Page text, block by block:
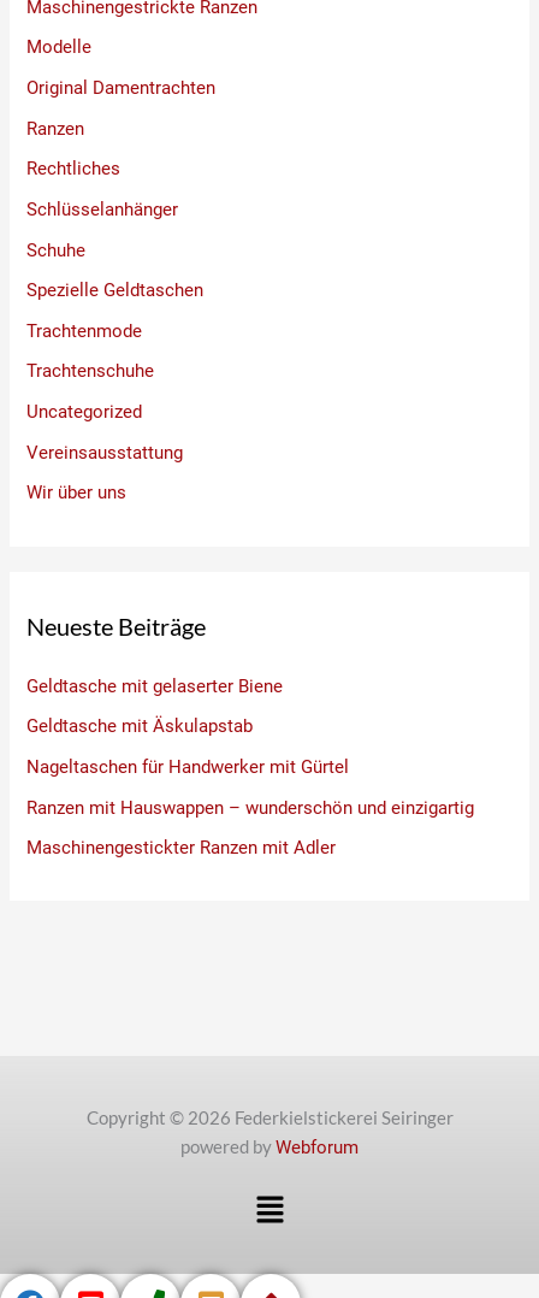
Maschinengestrickte Ranzen
Modelle
Original Damentrachten
Ranzen
Rechtliches
Schlüsselanhänger
Schuhe
Spezielle Geldtaschen
Trachtenmode
Trachtenschuhe
Uncategorized
Vereinsausstattung
Wir über uns
Neueste Beiträge
Geldtasche mit gelaserter Biene
Geldtasche mit Äskulapstab
Nageltaschen für Handwerker mit Gürtel
Ranzen mit Hauswappen – wunderschön und einzigartig
Maschinengestickter Ranzen mit Adler
Copyright © 2026 Federkielstickerei Seiringer
powered byWebforum
Menü